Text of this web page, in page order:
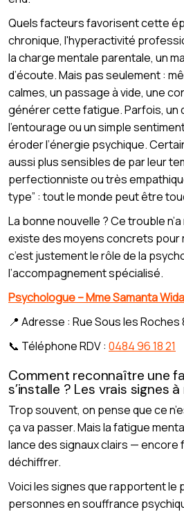
Quels facteurs favorisent cette
chronique, l'hyperactivité
la charge mentale parentale, un
d’écoute. Mais pas seulement :
calmes, un passage à vide, une
générer cette fatigue. Parfois, un
l’entourage ou un simple
éroder l’énergie psychique.
aussi plus sensibles de par leur
perfectionniste ou très
type” : tout le monde peut être
La bonne nouvelle ? Ce trouble n’a
existe des moyens concrets pour
c’est justement le rôle de la
l’accompagnement spécialisé.
Psychologue – Mme Samanta
📍 Adresse : Rue Sous les Roches
📞 Téléphone RDV : 0484 96 18 21
Comment reconnaître une
s’installe ? Les vrais signes
Trop souvent, on pense que ce
ça va passer. Mais la fatigue
lance des signaux clairs — encore
déchiffrer.
Voici les signes que rapportent le
personnes en souffrance